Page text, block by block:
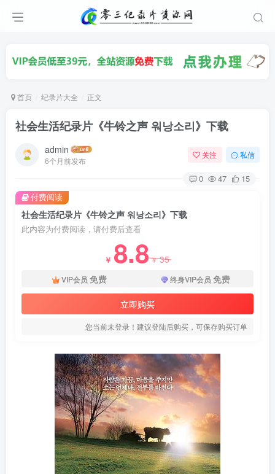
首页 纪录片大全 正文
社会生活纪录片《牛铃之声 워낭소리》下载
admin
6个月前发布
关注 私信
0 47 15
社会生活纪录片《牛铃之声 워낭소리》下载
此内容为付费阅读，请付费后查看
￥ 8.8￥35
VIP会员 免费 终身VIP会员 免费
立即购买
您当前未登录！建议登陆后购买，可保存购买订单
付费阅读